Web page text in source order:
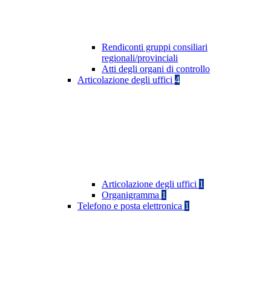
Rendiconti gruppi consiliari
regionali/provinciali
Atti degli organi di controllo
Articolazione degli uffici 4
Articolazione degli uffici 1
Organigramma 1
Telefono e posta elettronica 1